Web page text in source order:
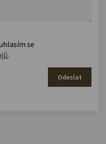
se
.
Odeslat